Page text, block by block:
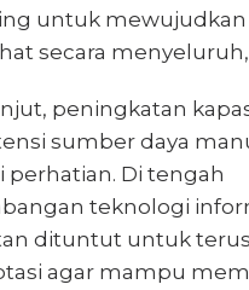
untuk mewujudkan
secara
peningkatan
sumber daya
perhatian. Di tengah
teknologi
dituntut untuk
agar mampu